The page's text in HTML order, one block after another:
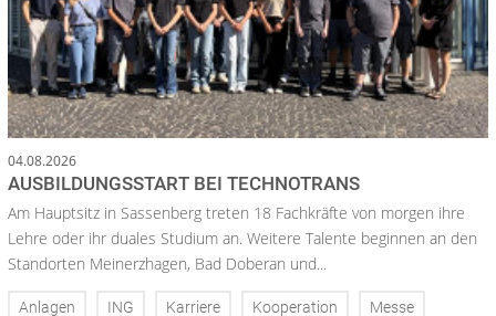
04.08.2026
AUSBILDUNGSSTART BEI TECHNOTRANS
Am Hauptsitz in Sassenberg treten 18 Fachkräfte von morgen ihre
Lehre oder ihr duales Studium an. Weitere Talente beginnen an den
Standorten Meinerzhagen, Bad Doberan und...
Anlagen ING Karriere Kooperation Messe